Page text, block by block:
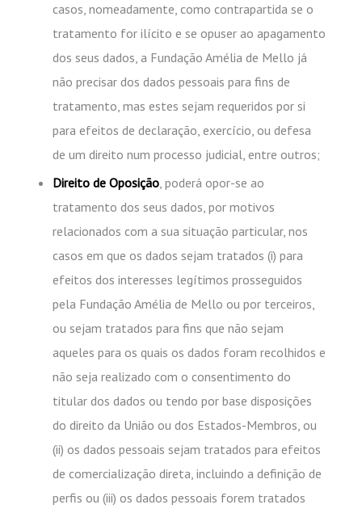
casos, nomeadamente, como contrapartida se o
tratamento for ilícito e se opuser ao apagamento
dos seus dados, a Fundação Amélia de Mello já
não precisar dos dados pessoais para fins de
tratamento, mas estes sejam requeridos por si
para efeitos de declaração, exercício, ou defesa
de um direito num processo judicial, entre outros;
Direito de Oposição, poderá opor-se ao
tratamento dos seus dados, por motivos
relacionados com a sua situação particular, nos
casos em que os dados sejam tratados (i) para
efeitos dos interesses legítimos prosseguidos
pela Fundação Amélia de Mello ou por terceiros,
ou sejam tratados para fins que não sejam
aqueles para os quais os dados foram recolhidos e
não seja realizado com o consentimento do
titular dos dados ou tendo por base disposições
do direito da União ou dos Estados-Membros, ou
(ii) os dados pessoais sejam tratados para efeitos
de comercialização direta, incluindo a definição de
perfis ou (iii) os dados pessoais forem tratados